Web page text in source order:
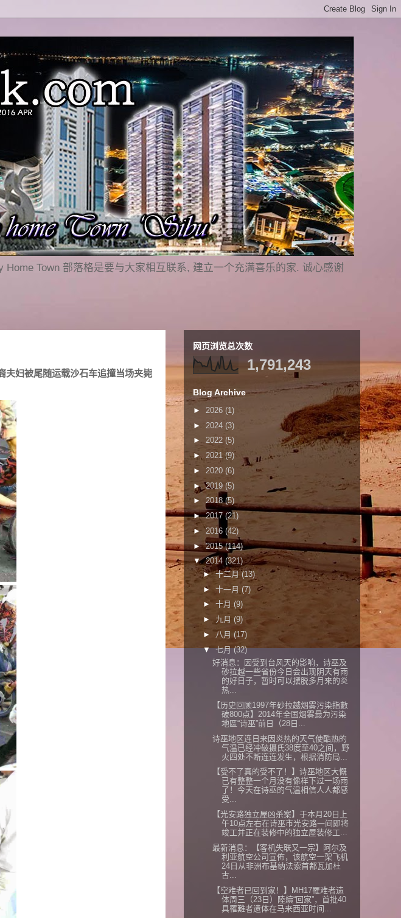
Town 部落格是要与大家相互联系, 建立一个充满喜乐的家. 诚心感谢
夫妇被尾随运载沙石车追撞当场夹毙
网页浏览总次数
1,791,243
Blog Archive
► 2026 (1)
► 2024 (3)
► 2022 (5)
► 2021 (9)
► 2020 (6)
►2019 (5)
► 2018(5)
►2017(21)
►2016 (42)
►2015(114)
▼2014 (321)
►十二月(13)
► 十一月 (7)
► 十月 (9)
► 九月 (9)
► 八月 (17)
▼七月(32)
好消息：因受到台风天的影响，诗巫及
砂拉越一些省份今日会出现阴天有雨
的好日子，暂时可以摆脱多月来的炎
热...
【历史回顾1997年砂拉越烟雾污染指數
破800点】2014年全国烟雾最为污染
地區“诗巫”前日（28日...
诗巫地区连日来因炎热的天气使酷热的
气温已经冲破摄氏38度至40之间，野
火四处不断连连发生，根据消防局...
【受不了真的受不了！】诗巫地区大慨
已有整整一个月没有像样下过一场雨
了！今天在诗巫的气温相信人人都感
受...
【光安路独立屋凶杀案】于本月20日上
午10点左右在诗巫市光安路一间即将
竣工并正在装修中的独立屋装修工...
最新消息：【客机失联又一宗】阿尔及
利亚航空公司宣佈，该航空一架飞机
24日从非洲布基纳法索首都瓦加杜
古...
【空难者已回到家！】MH17罹难者遗
体周三（23日）陸續“回家”，首批40
具罹難者遗体在马来西亚时间...